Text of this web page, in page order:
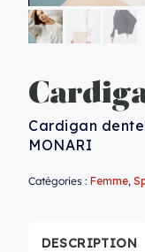
Cardigan
MONARI
Catégories :Femme ,
DESCRIPTION